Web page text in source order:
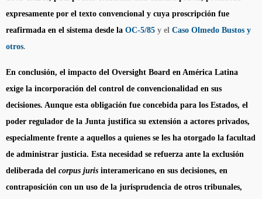
expresamente por el texto convencional y cuya proscripción fue
reafirmada en el sistema desde la OC-5/85 y el Caso Olmedo Bustos y
otros.
En conclusión, el impacto del Oversight Board en América Latina
exige la incorporación del control de convencionalidad en sus
decisiones. Aunque esta obligación fue concebida para los Estados, el
poder regulador de la Junta justifica su extensión a actores privados,
especialmente frente a aquellos a quienes se les ha otorgado la facultad
de administrar justicia. Esta necesidad se refuerza ante la exclusión
deliberada del corpus juris interamericano en sus decisiones, en
contraposición con un uso de la jurisprudencia de otros tribunales,